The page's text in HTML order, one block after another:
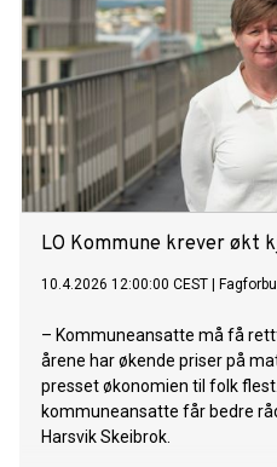
LO Kommune krever økt
10.4.2026 12:00:00 CEST
– Kommuneansatte må få
årene har økende priser på
presset økonomien til folk
kommuneansatte får bedre
Harsvik Skeibrok.